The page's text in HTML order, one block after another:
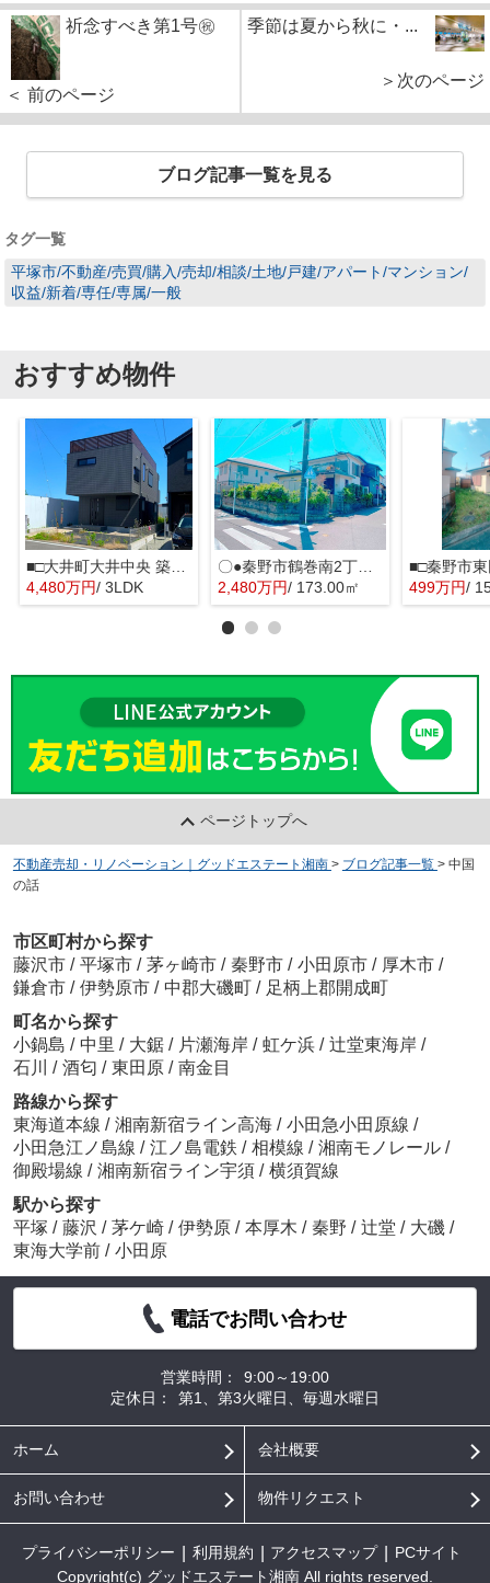
祈念すべき第1号㊗
＜ 前のページ
季節は夏から秋に・...
＞次のページ
ブログ記事一覧を見る
タグ一覧
平塚市/不動産/売買/購入/売却/相談/土地/戸建/アパート/マンション/
収益/新着/専任/専属/一般
おすすめ物件
■□大井町大井中央 築後未入居戸建■□
4,480万円/ 3LDK
〇●秦野市鶴巻南2丁目 売地●〇
2,480万円/ 173.00㎡
■□秦野市
499万円/
ページトップへ
不動産売却・リノベーション｜グッドエステート湘南 > ブログ記事一覧 > 中国
の話
市区町村から探す
藤沢市 / 平塚市 / 茅ヶ崎市 / 秦野市 / 小田原市 / 厚木市 /
鎌倉市 / 伊勢原市 / 中郡大磯町 / 足柄上郡開成町
町名から探す
小鍋島 / 中里 / 大鋸 / 片瀬海岸 / 虹ケ浜 / 辻堂東海岸 /
石川 / 酒匂 / 東田原 / 南金目
路線から探す
東海道本線 / 湘南新宿ライン高海 / 小田急小田原線 /
小田急江ノ島線 / 江ノ島電鉄 / 相模線 / 湘南モノレール /
御殿場線 / 湘南新宿ライン宇須 / 横須賀線
駅から探す
平塚 / 藤沢 / 茅ケ崎 / 伊勢原 / 本厚木 / 秦野 / 辻堂 / 大磯 /
東海大学前 / 小田原
電話でお問い合わせ
営業時間：
9:00～19:00
定休日：
第1、第3火曜日、毎週水曜日
ホーム 会社概要
お問い合わせ 物件リクエスト
プライバシーポリシー 利用規約 アクセスマップ
PCサイト
Copyright(c) グッドエステート湘南 All rights reserved.